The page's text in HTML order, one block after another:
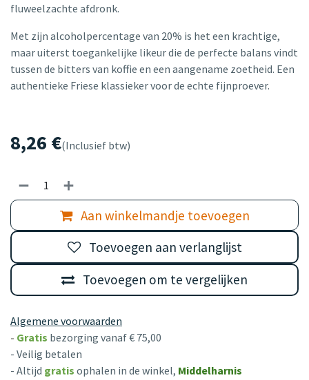
fluweelzachte afdronk.
Met zijn alcoholpercentage van 20% is het een krachtige,
maar uiterst toegankelijke likeur die de perfecte balans vindt
tussen de bitters van koffie en een aangename zoetheid. Een
authentieke Friese klassieker voor de echte fijnproever.
8,26 €(Inclusief btw)
Aan winkelmandje toevoegen
Toevoegen om te vergelijken
Toevoegen aan verlanglijst
Algemene voorwaarden
- Gratis bezorging vanaf € 75,00
- Veilig betalen
- Altijd gratis ophalen in de winkel, Middelharnis